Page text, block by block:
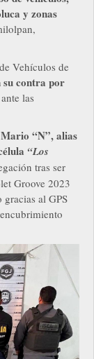
y zonas
Vehículos de
su contra por
las
“N”, alias
“Los
tras ser
Groove 2023
al GPS